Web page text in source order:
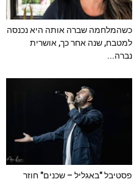
כשהמלחמה שברה אותה היא נכנסה
למטבח, שנה אחר כך, אושרית
נברה...
פסטיבל "באגליל – שכנים" חוזר